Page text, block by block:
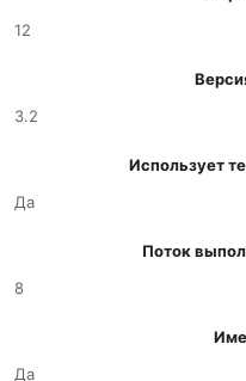
12
3.2
Использует
Да
Поток
8
Да